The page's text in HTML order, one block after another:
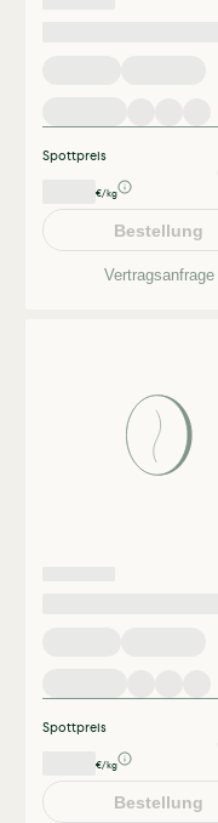
Spottpreis
€/kg
Bestellung
Vertragsanfrage
Spottpreis
€/kg
Bestellung